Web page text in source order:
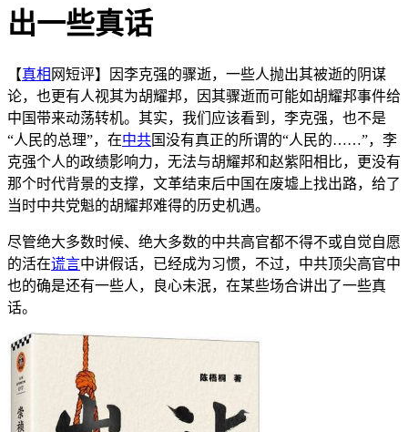
出一些真话
【真相 网短评】因李克强的骤逝，一些人抛出其被逝的阴谋
论，也更有人视其为胡耀邦，因其骤逝而可能如胡耀邦事件给
中国带来动荡转机。其实，我们应该看到，李克强，也不是
“人民的总理”，在中共国没有真正的所谓的“人民的……”，李
克强个人的政绩影响力，无法与胡耀邦和赵紫阳相比，更没有
那个时代背景的支撑，文革结束后中国在废墟上找出路，给了
当时中共党魁的胡耀邦难得的历史机遇。
尽管绝大多数时候、绝大多数的中共高官都不得不或自觉自愿
的活在谎言中讲假话，已经成为习惯，不过，中共顶尖高官中
也的确是还有一些人，良心未泯，在某些场合讲出了一些真
话。